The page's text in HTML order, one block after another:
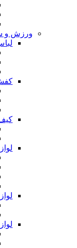
ورزش و